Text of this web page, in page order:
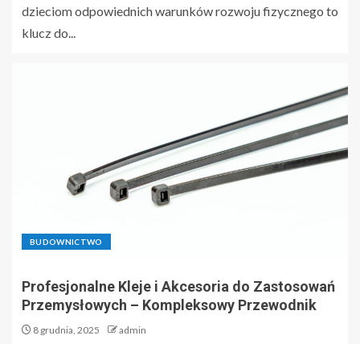
dzieciom odpowiednich warunków rozwoju fizycznego to
klucz do...
BUDOWNICTWO
Profesjonalne Kleje i Akcesoria do Zastosowań
Przemysłowych – Kompleksowy Przewodnik
8 grudnia, 2025 admin